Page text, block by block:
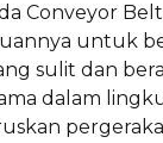
Conveyor
untuk
sulit dan
dalam